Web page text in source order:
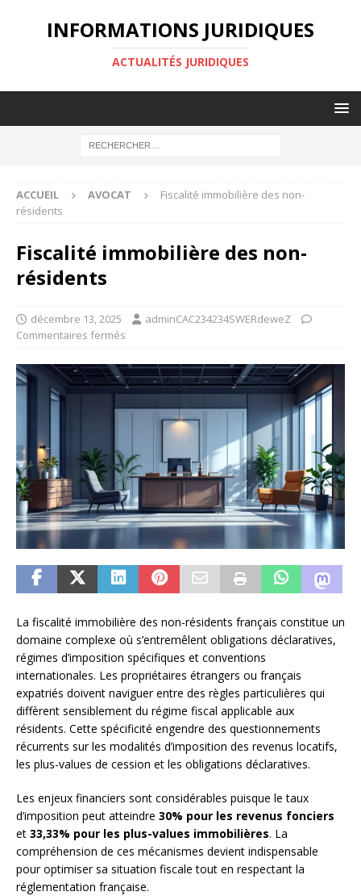
INFORMATIONS JURIDIQUES
ACTUALITÉS JURIDIQUES
ACCUEIL AVOCAT
Fiscalité immobilière des non-
résidents
Fiscalité immobilière des non-
résidents
décembre 13, 2025
adminCAC234234SWERdeweZ
Commentaires fermés
La fiscalité immobilière des non-résidents français constitue un
domaine complexe où s’entremêlent obligations déclaratives,
régimes d’imposition spécifiques et conventions
internationales. Les propriétaires étrangers ou français
expatriés doivent naviguer entre des règles particulières qui
diffèrent sensiblement du régime fiscal applicable aux
résidents. Cette spécificité engendre des questionnements
récurrents sur les modalités d’imposition des revenus locatifs,
les plus-values de cession et les obligations déclaratives.
Les enjeux financiers sont considérables puisque le taux
d’imposition peut atteindre 30% pour les revenus fonciers
et 33,33% pour les plus-values immobilières. La
compréhension de ces mécanismes devient indispensable
pour optimiser sa situation fiscale tout en respectant la
réglementation française.